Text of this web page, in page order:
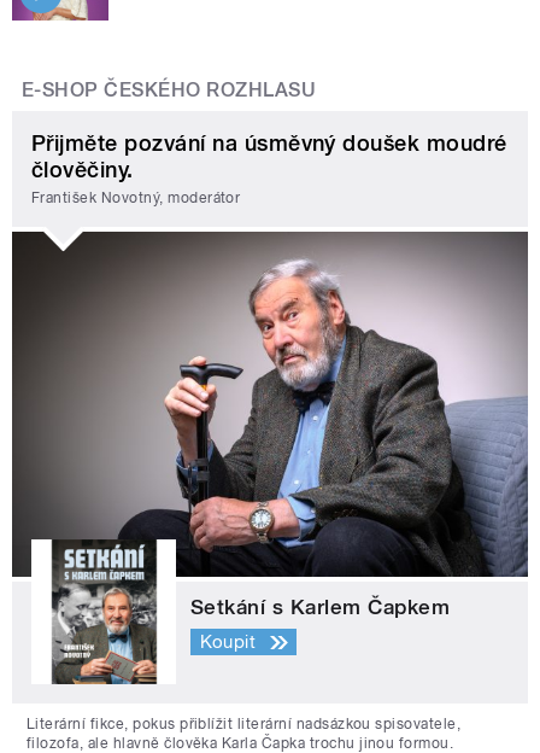
E-SHOP ČESKÉHO ROZHLASU
Přijměte pozvání na úsměvný doušek moudré
člověčiny.
František Novotný, moderátor
Setkání s Karlem Čapkem
Koupit
Literární fikce, pokus přiblížit literární nadsázkou spisovatele,
filozofa, ale hlavně člověka Karla Čapka trochu jinou formou.